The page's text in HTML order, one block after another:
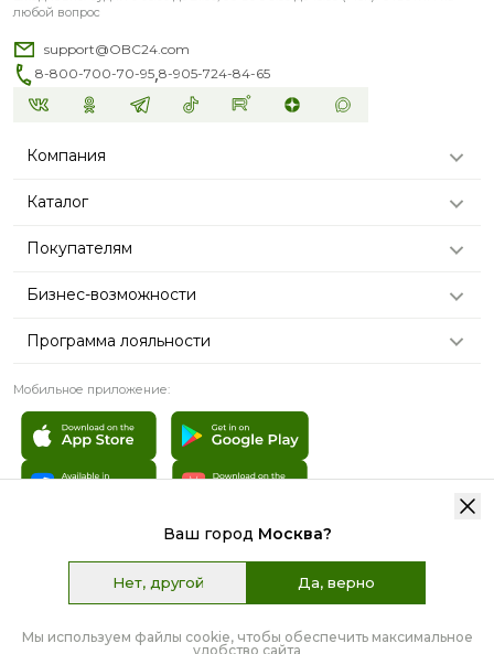
Ваш город Москва?
Нет, другой Да, верно
Мы используем файлы cookie, чтобы обеспечить максимальное
удобство сайта
любой вопрос
support@OBC24.com
8-800-700-70-95,8-905-724-84-65
Компания
Каталог
Покупателям
Бизнес-возможности
Программа лояльности
Мобильное приложение:
материалы:Freepik.com
Пользовательское соглашение